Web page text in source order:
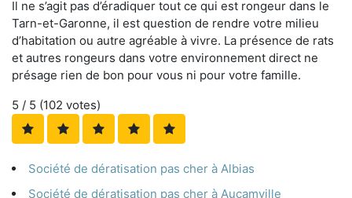
Il ne s’agit pas d’éradiquer tout ce qui est rongeur dans le
Tarn-et-Garonne, il est question de rendre votre milieu
d’habitation ou autre agréable à vivre. La présence de rats
et autres rongeurs dans votre environnement direct ne
présage rien de bon pour vous ni pour votre famille.
5 / 5 (102 votes)
Société de dératisation pas cher à Albias
Société de dératisation pas cher à Aucamville